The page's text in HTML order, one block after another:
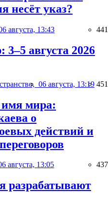
несёт указ?
августа, 13:43 441
3–5 августа 2026
06 августа, 13:19 451
мира:
о
действий и
августа, 13:05 437
разрабатывают